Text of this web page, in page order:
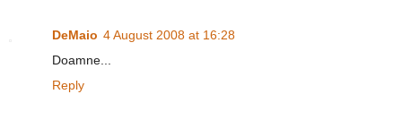
DeMaio 4 August 2008 at 16:28
Doamne...
Reply